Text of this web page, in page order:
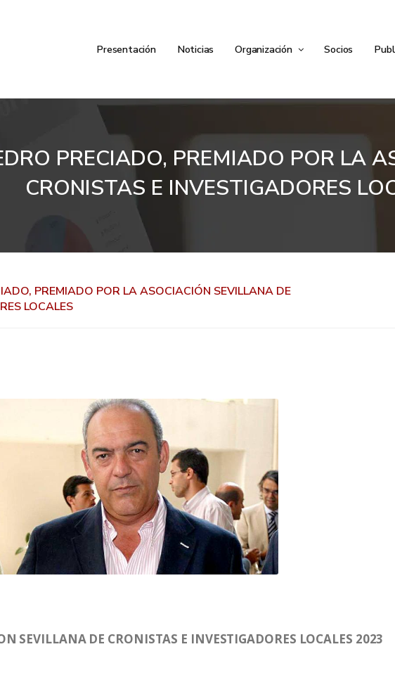
Presentación Noticias Organización Socios
PRECIADO, PREMIADO POR LA
CRONISTAS E INVESTIGADORES
PREMIADO POR LA ASOCIACIÓN SEVILLANA DE
LOCALES
SEVILLANA DE CRONISTAS E INVESTIGADORES LOCALES 2023